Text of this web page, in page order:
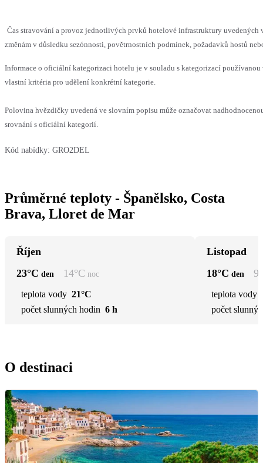
Čas stravování a provoz jednotlivých prvků hotelové infrastruktury uvedených
změnám v důsledku sezónnosti, povětrnostních podmínek, požadavků hostů
Informace o oficiální kategorizaci hotelu je v souladu s kategorizací používanou
vlastní kritéria pro udělení konkrétní kategorie.
Polovina hvězdičky uvedená ve slovním popisu může označovat
srovnání s oficiální kategorií.
Kód nabídky: GRO2DEL
Průměrné teploty - Španělsko, Costa
Brava, Lloret de Mar
Říjen
23°C den 14°C noc
teplota vody 21°C
počet slunných hodin 6 h
Listopad
18°C den 9
teplota vody
počet
O destinaci